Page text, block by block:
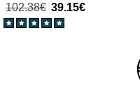
Replica 2025-26 mangas largas
102.38€ 39.15€